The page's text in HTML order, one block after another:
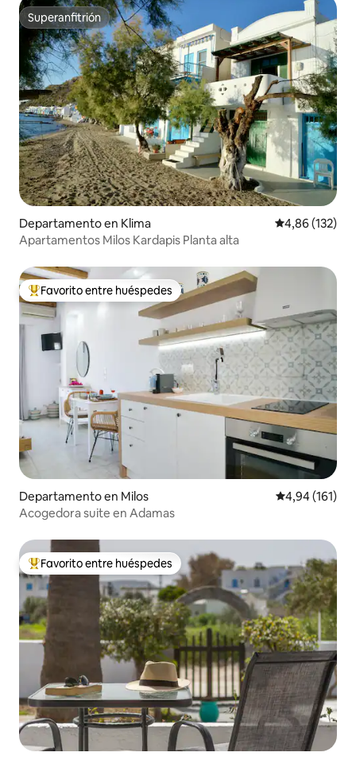
Superanfitrión
Superanfitrión
Departamento en Klima Calificación
4,86 (132)
Apartamentos Milos Kardapis Planta alta
Favorito entre los huéspedes más destacados
Favorito entre huéspedes
Departamento en Milos Calificación
4,94 (161)
Acogedora suite en Adamas
Favorito entre los huéspedes más destacados
Favorito entre huéspedes